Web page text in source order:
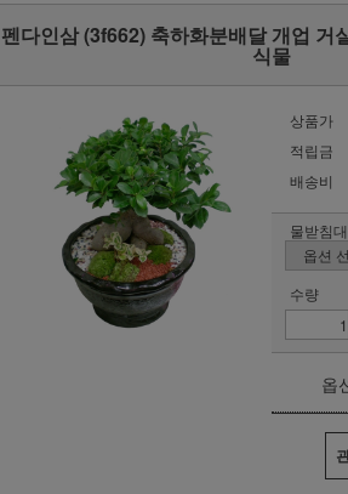
펜다인삼 (3f662) 축하화분배달 개업 거
식물
상품가
적립금
배송비
물받침대
수량
옵